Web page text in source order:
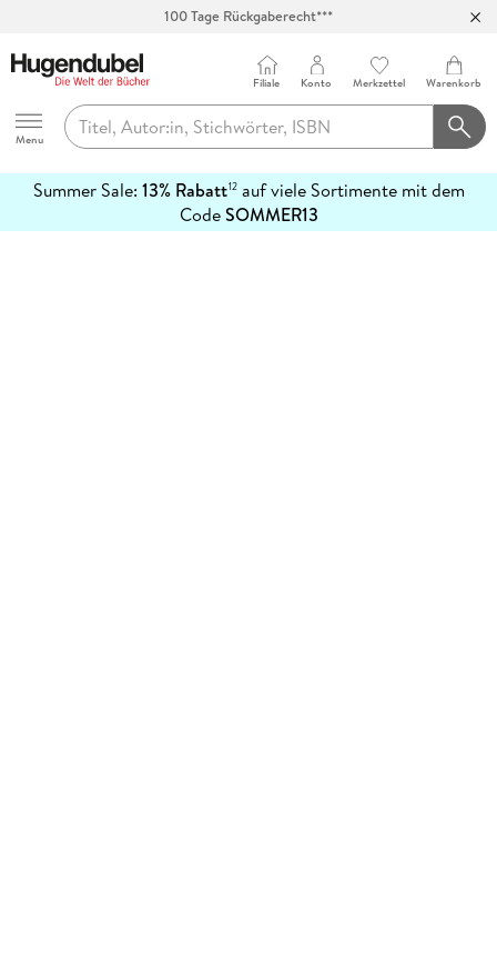
100 Tage Rückgaberecht***
Hugendubel
Menu
Filiale Konto Merkzettel Warenkorb
Summer Sale: 13% Rabatt12auf viele Sortimente mit dem
CodeSOMMER13
erfahren